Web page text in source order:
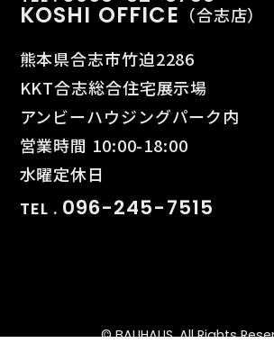
KOSHI OFFICE （合志店）
熊本県合志市竹迫2286
KKT合志総合住宅展示場
アンビーハウジングパーク内
営業時間 10:00-18:00
水曜定休日
TEL . 096-245-7515
© BAUHAUS. All Rights